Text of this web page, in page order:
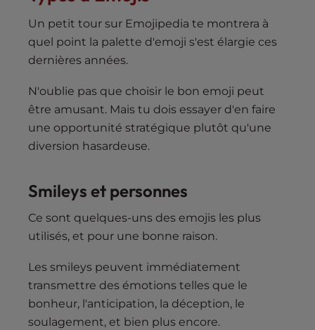
Un petit tour sur Emojipedia te montrera à
quel point la palette d'emoji s'est élargie ces
dernières années.
N'oublie pas que choisir le bon emoji peut
être amusant. Mais tu dois essayer d'en faire
une opportunité stratégique plutôt qu'une
diversion hasardeuse.
Smileys et personnes
Ce sont quelques-uns des emojis les plus
utilisés, et pour une bonne raison.
Les smileys peuvent immédiatement
transmettre des émotions telles que le
bonheur, l'anticipation, la déception, le
soulagement, et bien plus encore.